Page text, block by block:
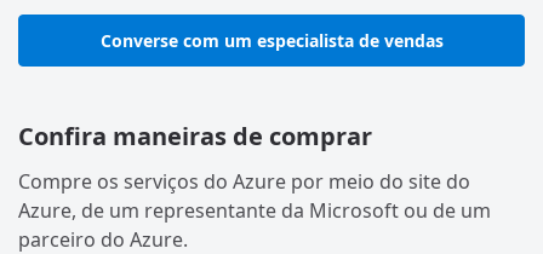
Converse com um especialista de vendas
Confira maneiras de comprar
Compre os serviços do Azure por meio do site do
Azure, de um representante da Microsoft ou de um
parceiro do Azure.